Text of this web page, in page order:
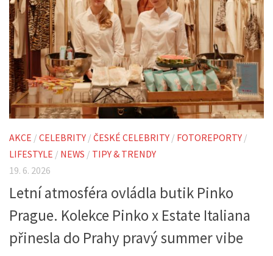
AKCE / CELEBRITY / ČESKÉ CELEBRITY / FOTOREPORTY /
LIFESTYLE / NEWS / TIPY & TRENDY
19. 6. 2026
Letní atmosféra ovládla butik Pinko
Prague. Kolekce Pinko x Estate Italiana
přinesla do Prahy pravý summer vibe